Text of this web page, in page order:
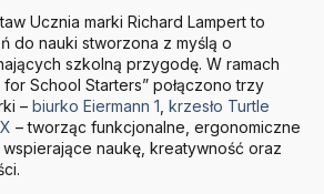
Ucznia marki Richard Lampert to
do nauki stworzona z myślą o
szkolną przygodę. W ramach
School Starters” połączono trzy
– biurko Eiermann 1 krzesło Turtle
– tworząc funkcjonalne, ergonomiczne
naukę, kreatywność oraz